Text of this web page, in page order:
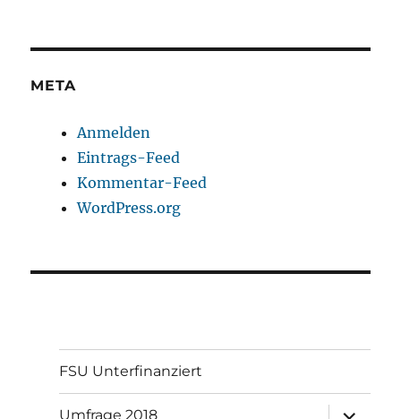
META
Anmelden
Eintrags-Feed
Kommentar-Feed
WordPress.org
FSU Unterfinanziert
Umfrage 2018